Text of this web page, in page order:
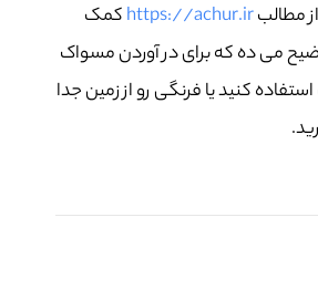
مطالبhttps://achur.irکمک
می ده که برای در آوردن مسواک
کنید یا فرنگی رو از زمین جدا